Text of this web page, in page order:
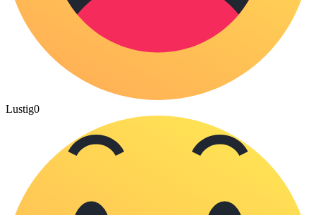
Lustig0